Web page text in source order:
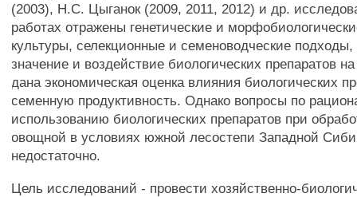
(2003), Н.С. Цыганок (2009, 2011, 2012) и др.
работах отражены генетические и
культуры, селекционные и семеноводческие подходы,
значение и воздействие биологических препаратов
дана экономическая оценка влияния биологических
семенную продуктивность. Однако вопросы по
использованию биологических препаратов при
овощной в условиях южной лесостепи Западной
недостаточно.
Цель исследований - провести хозяйственно-